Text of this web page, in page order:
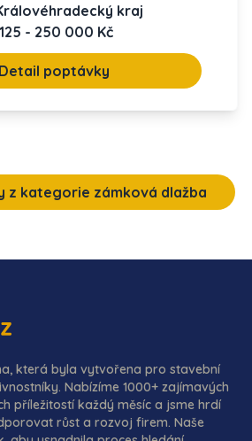
kraj
125 - 250 000 Kč
Detail poptávky
z kategorie zámková dlažba
která byla vytvořena pro stavební
Nabízíme 1000+ zajímavých
příležitostí každý měsíc a jsme hrdí
růst a rozvoj firem. Naše